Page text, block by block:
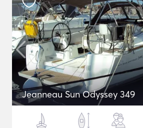
Jeanneau Sun Odyssey 349